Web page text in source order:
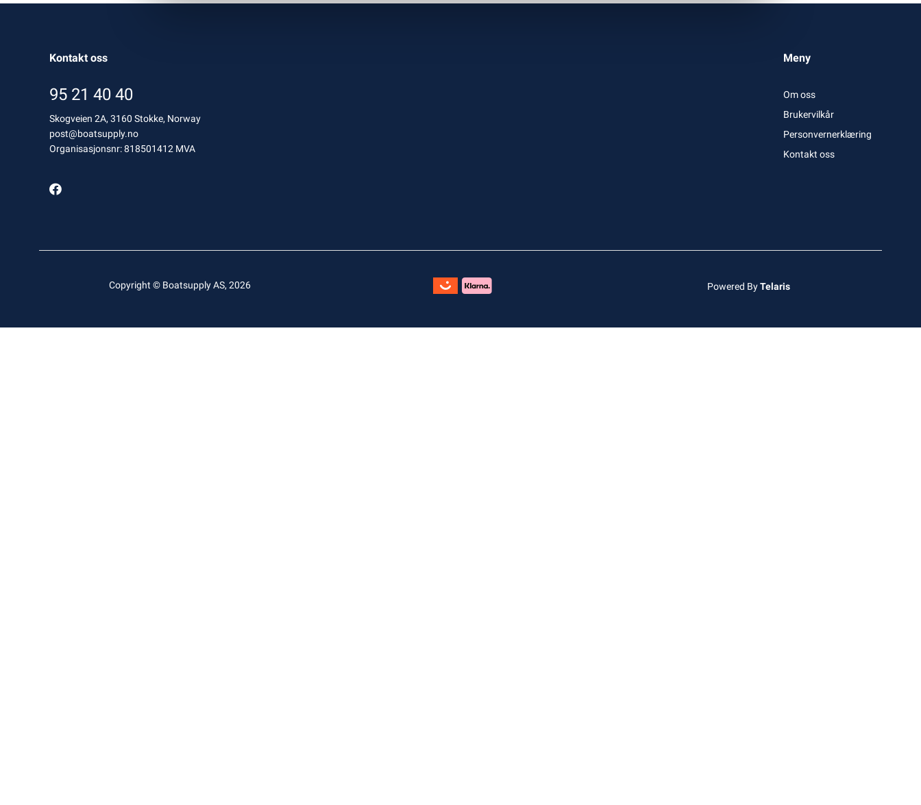
Kontakt oss
95 21 40 40
Skogveien 2A, 3160 Stokke, Norway
post@boatsupply.no
Organisasjonsnr: 818501412 MVA
Meny
Om oss
Brukervilkår
Personvernerklæring
Kontakt oss
Copyright © Boatsupply AS, 2026 Powered ByTelaris